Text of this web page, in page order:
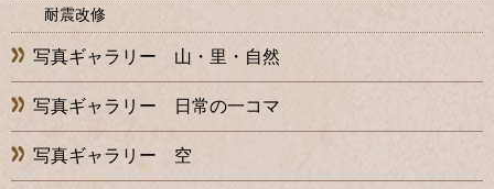
耐震改修
写真ギャラリー 山・里・自然
写真ギャラリー 日常の一コマ
写真ギャラリー 空